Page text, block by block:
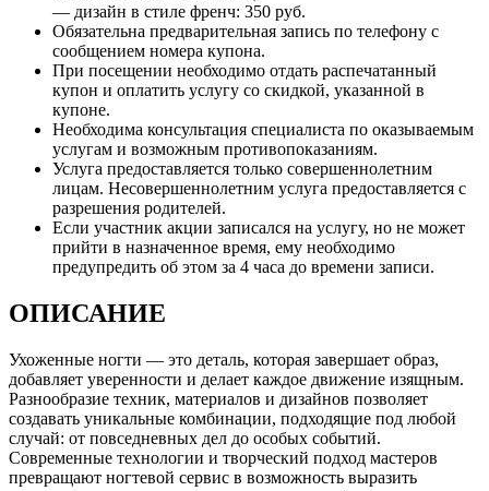
— дизайн в стиле френч: 350 руб.
Обязательна предварительная запись по телефону с
сообщением номера купона.
При посещении необходимо отдать распечатанный
купон и оплатить услугу со скидкой, указанной в
купоне.
Необходима консультация специалиста по оказываемым
услугам и возможным противопоказаниям.
Услуга предоставляется только совершеннолетним
лицам. Несовершеннолетним услуга предоставляется с
разрешения родителей.
Если участник акции записался на услугу, но не может
прийти в назначенное время, ему необходимо
предупредить об этом за 4 часа до времени записи.
ОПИСАНИЕ
Ухоженные ногти — это деталь, которая завершает образ,
добавляет уверенности и делает каждое движение изящным.
Разнообразие техник, материалов и дизайнов позволяет
создавать уникальные комбинации, подходящие под любой
случай: от повседневных дел до особых событий.
Современные технологии и творческий подход мастеров
превращают ногтевой сервис в возможность выразить